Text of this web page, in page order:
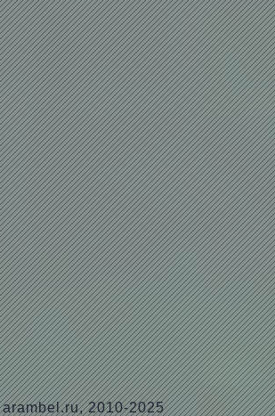
2010-2025